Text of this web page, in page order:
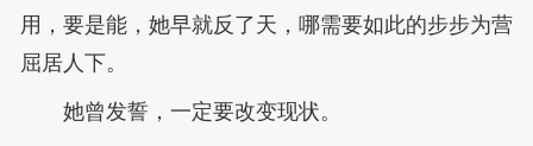
用，要是能，她早就反了天，哪需要如此的步步为营
屈居人下。
她曾发誓，一定要改变现状。